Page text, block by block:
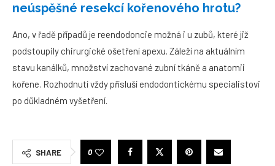
neúspěšné resekcí kořenového hrotu?
Ano, v řadě případů je reendodoncie možná i u zubů, které již
podstoupily chirurgické ošetření apexu. Záleží na aktuálním
stavu kanálků, množství zachované zubní tkáně a anatomii
kořene. Rozhodnutí vždy přísluší endodontickému specialistovi
po důkladném vyšetření.
SHARE 0